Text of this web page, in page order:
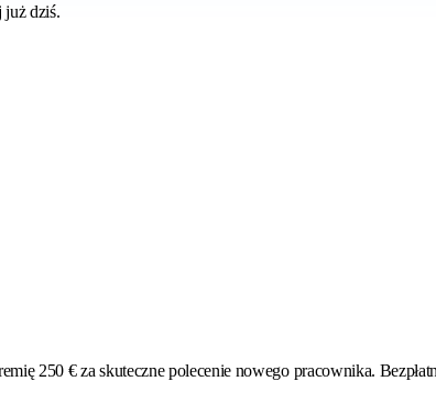
już dziś.
250 € za skuteczne polecenie nowego pracownika.